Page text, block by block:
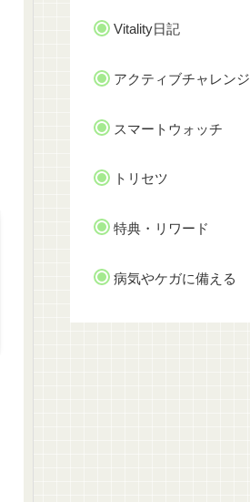
Vitality日記
アクティブチャレンジ
スマートウォッチ
トリセツ
特典・リワード
病気やケガに備える